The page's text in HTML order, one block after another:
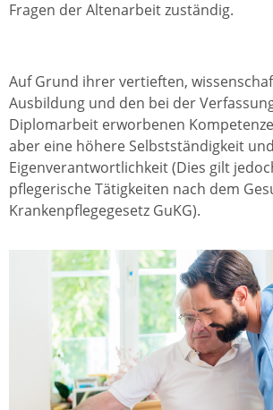
Fragen der Altenarbeit zuständig.
Auf Grund ihrer vertieften,
Ausbildung und den bei der
Diplomarbeit erworbenen
aber eine höhere Selbstständigkeit und
Eigenverantwortlichkeit (Dies gilt
pflegerische Tätigkeiten nach dem
Krankenpflegegesetz GuKG).